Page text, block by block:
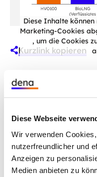
Diese Webseite
Wir verwenden
nutzerfreundlicher und
Anzeigen zu
Medien anbieten zu
Diese Inhalte
Marketing-Cookies
, um die Cookies
Kurzlink kopieren
Über ein
Bewerbung
Förderung